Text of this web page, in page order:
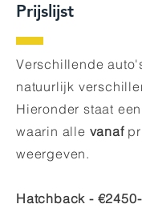
Prijslijst
Verschillende
natuurlijk
Hieronder staat
waarin alle vanaf
weergeven.
Hatchback - €2450-